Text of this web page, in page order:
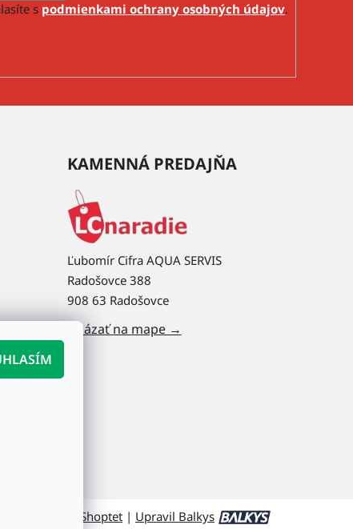
s podmienkami ochrany osobných údajov.
KAMENNÁ PREDAJŇA
Ľubomír Cifra AQUA SERVIS
Radošovce 388
908 63 Radošovce
Ukázať na mape →
Vytvoril Shoptet | Upravil Balkys